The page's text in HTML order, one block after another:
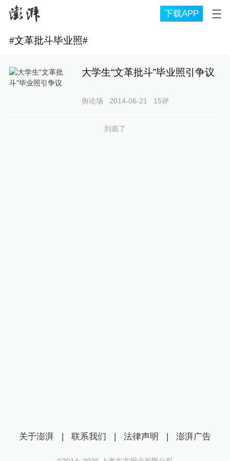
下载APP
#文革批斗毕业照#
大学生“文革批斗”毕业照引争议
舆论场 2014-06-21 15评
到底了
关于澎湃 | 联系我们 | 法律声明 | 澎湃广告